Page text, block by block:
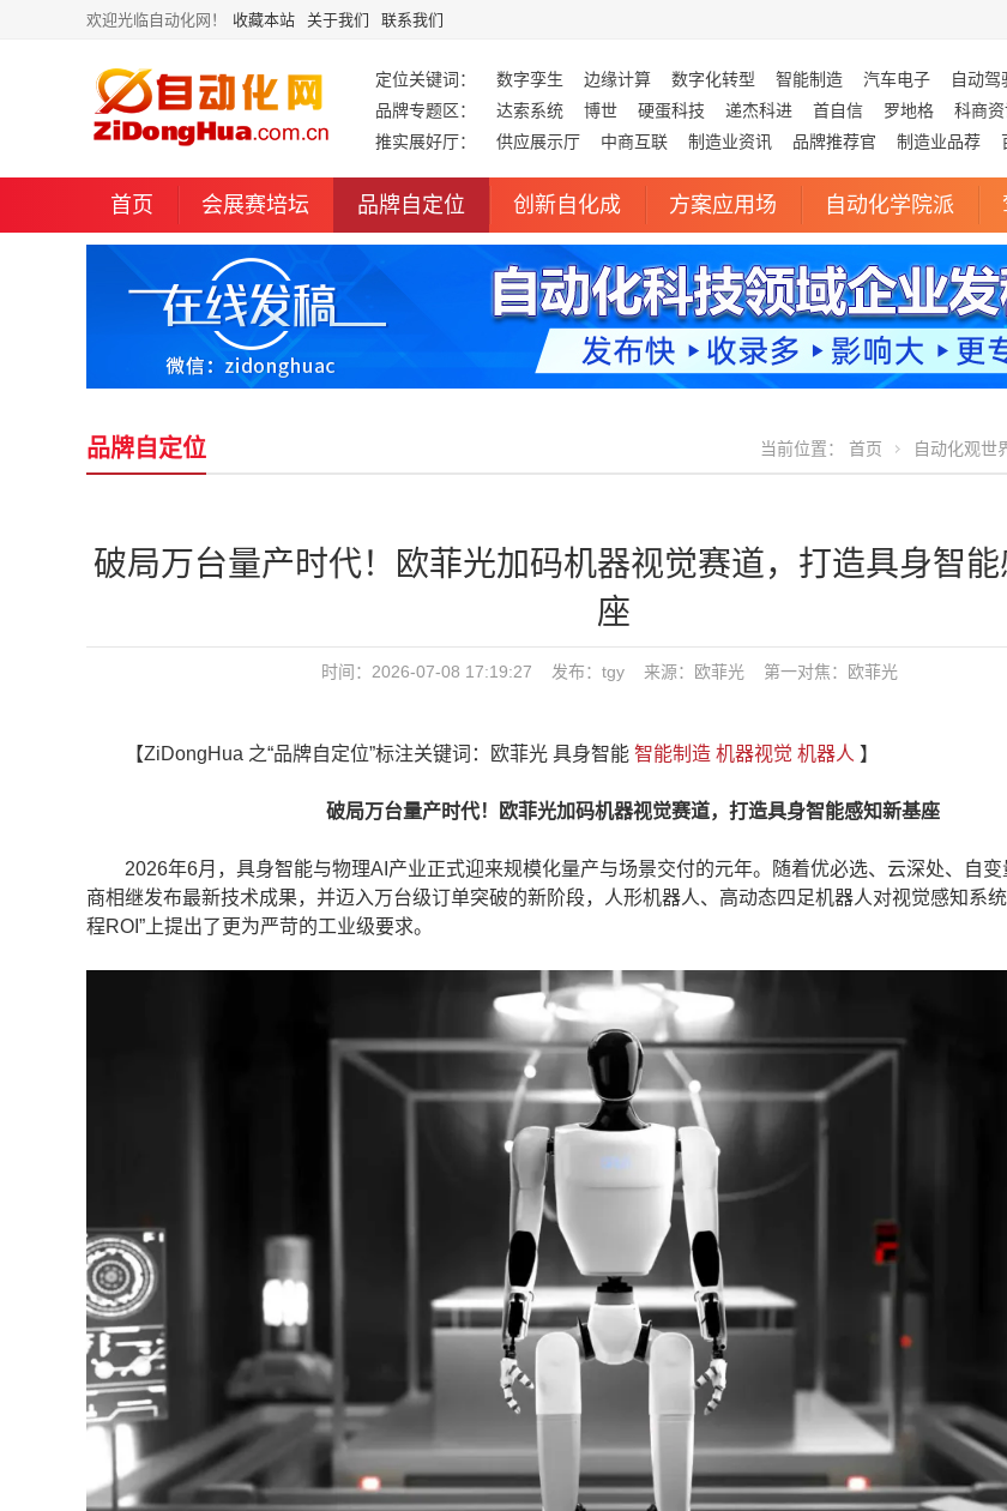
欢迎光临自动化网！ 收藏本站 关于我们 联系我们
定位关键词： 数字孪生 边缘计算 数字化转型 智能制造 汽车电子 自动驾
品牌专题区：
达索系统 博世 硬蛋科技 递杰科进 首自信 罗地格 科商资
推实展好厅：
供应展示厅 中商互联 制造业资讯 品牌推荐官 制造业品荐
首页 会展赛培坛 品牌自定位 创新自化成 方案应用场 自动化学院派
品牌自定位 当前位置： 首页 自动化观世
破局万台量产时代！欧菲光加码机器视觉赛道，打造具身智
座
时间：2026-07-08 17:19:27 发布：tgy 来源：欧菲光 第一对焦： 欧菲光
【ZiDongHua 之“品牌自定位”标注关键词：欧菲光 具身智能 智能制造 机器视觉 机器人 】
破局万台量产时代！欧菲光加码机器视觉赛道，打造具身智能感知新基座
2026年6月，具身智能与物理AI产业正式迎来规模化量产与场景交付的元年。随着优必选、云深处、自变
商相继发布最新技术成果，并迈入万台级订单突破的新阶段，人形机器人、高动态四足机器人对视觉感知系统
程ROI”上提出了更为严苛的工业级要求。